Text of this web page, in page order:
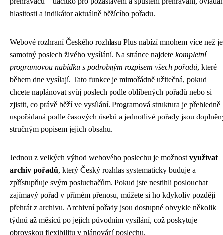
hlasitosti a indikátor aktuálně běžícího pořadu.
Webové rozhraní Českého rozhlasu Plus nabízí mnohem více než
samotný poslech živého vysílání. Na stránce najdete kompletní
programovou nabídku s podrobným rozpisem všech pořadů, které
během dne vysílají. Tato funkce je mimořádně užitečná, pokud
chcete naplánovat svůj poslech podle oblíbených pořadů nebo si
zjistit, co právě běží ve vysílání. Programová struktura je přehledně
uspořádaná podle časových úseků a jednotlivé pořady jsou
stručným popisem jejich obsahu.
Jednou z velkých výhod webového poslechu je možnost využívat
archiv pořadů, který Český rozhlas systematicky buduje a
zpřístupňuje svým posluchačům. Pokud jste nestihli poslouchat
zajímavý pořad v přímém přenosu, můžete si ho kdykoliv později
přehrát z archivu. Archivní pořady jsou dostupné obvykle několik
týdnů až měsíců po jejich původním vysílání, což poskytuje
obrovskou flexibilitu v plánování poslechu.